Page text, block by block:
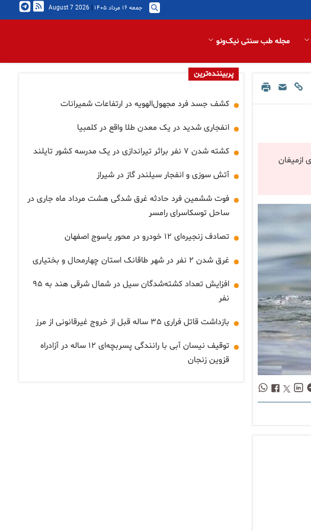
جمعه ۱۶ مرداد ۱۴۰۵ |
2026 August 7
مجله طب سنتی نیک‌ونو
ازمیغان
پربیننده‌ترین
کشف جسد فرد مجهول‌الهویه در ارتفاعات شمیرانات
انفجاری شدید در یک معدن طلا واقع در کلمبیا
کشته شدن ۷ نفر براثر تیراندازی در یک مدرسه کشور تایلند
آتش سوزی و انفجار سیلندر گاز در شیراز
فوت ششمین فرد حادثه غرق شدگی هشت مرداد ماه جاری در
ساحل توسکاسرای رامسر
تصادف زنجیره‌ای ۱۲ خودرو در محور یاسوج اصفهان
غرق شدن ۲ نفر در شهر طاقانک استان چهارمحال و بختیاری
افزایش تعداد کشته‌شدگان سیل در شمال شرقی هند به ۹۵
نفر
بازداشت قاتل فراری ۳۵ ساله قبل از خروج غیرقانونی از مرز
توقیف نیسان آبی با رانندگی پسربچه‌ای ۱۲ ساله در آزادراه
قزوین زنجان